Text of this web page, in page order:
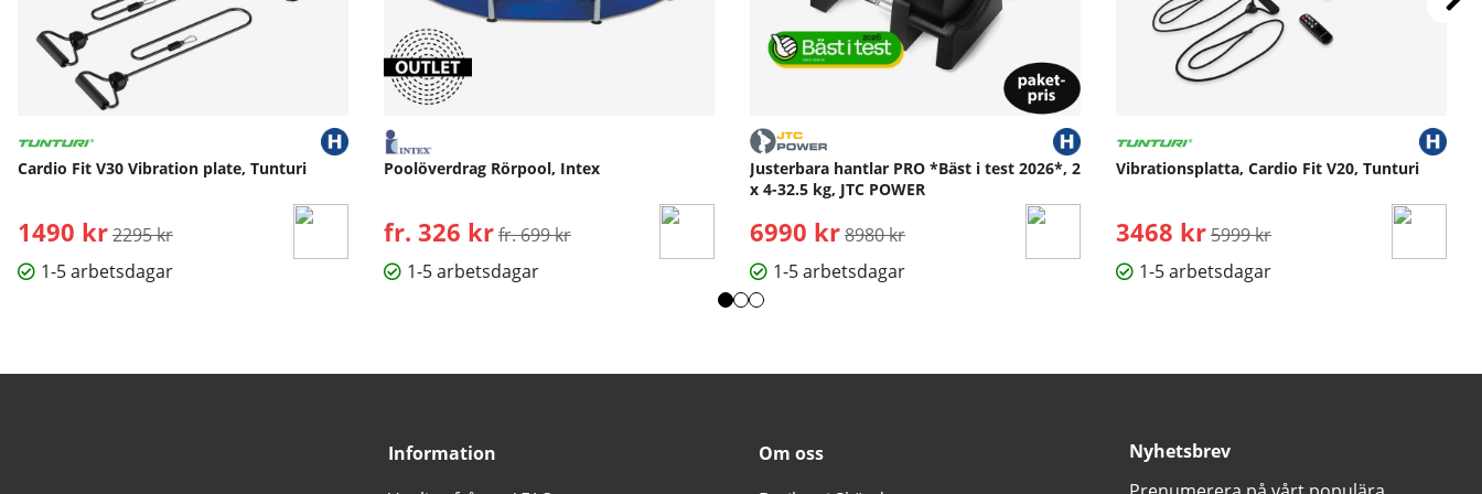
Cardio Fit V30 Vibration plate, Tunturi
1490 kr Ordinarie pris:
2295 kr
1-5 arbetsdagar
Poolöverdrag Rörpool, Intex
fr. 326 krOrdinarie pris:
fr. 699 kr
1-5 arbetsdagar
Justerbara hantlar PRO *Bäst i test 2026*, 2
x 4-32.5 kg, JTC POWER
6990 kr Ordinarie pris:
8980 kr
1-5 arbetsdagar
Vibrationsplatta, Cardio Fit V20, Tunturi
3468 kr Ordinarie pris:
5999 kr
1-5 arbetsdagar
Information
Om oss
Nyhetsbrev